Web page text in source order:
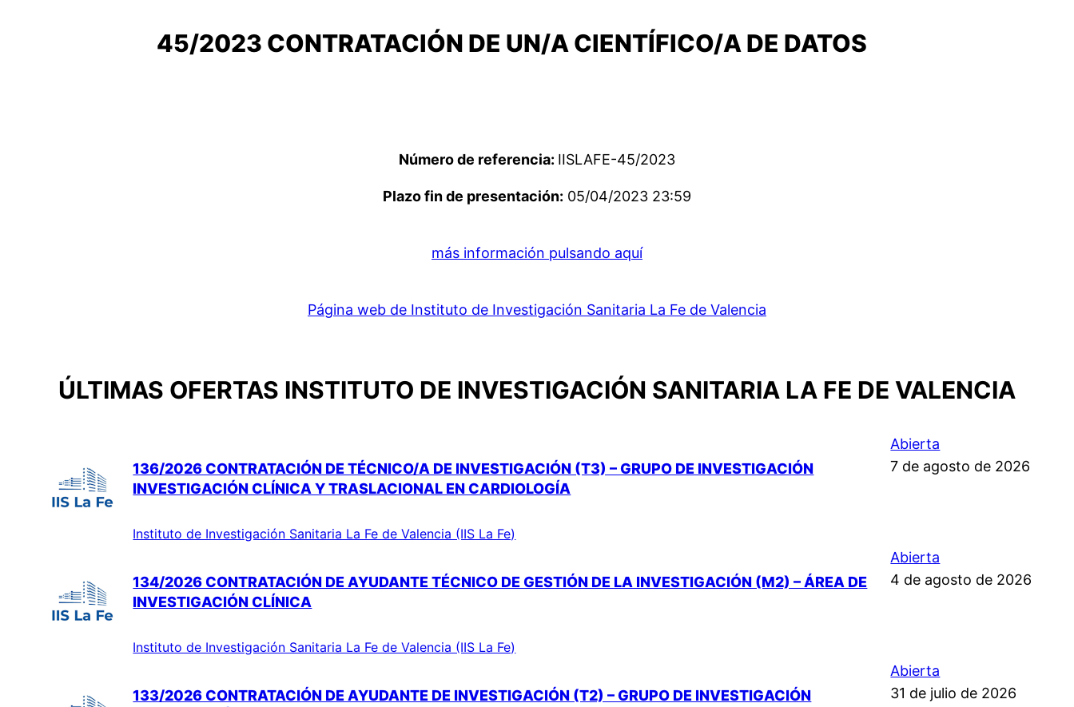
45/2023 CONTRATACIÓN DE UN/A CIENTÍFICO/A DE DATOS
Número de referencia: IISLAFE-45/2023
Plazo fin de presentación: 05/04/2023 23:59
más información pulsando aquí
Página web de Instituto de Investigación Sanitaria La Fe de Valencia
ÚLTIMAS OFERTAS INSTITUTO DE INVESTIGACIÓN SANITARIA LA FE DE VALENCIA
136/2026 CONTRATACIÓN DE TÉCNICO/A DE INVESTIGACIÓN (T3) – GRUPO DE INVESTIGACIÓN
INVESTIGACIÓN CLÍNICA Y TRASLACIONAL EN CARDIOLOGÍA
Instituto de Investigación Sanitaria La Fe de Valencia (IIS La Fe)
Abierta
7 de agosto de 2026
134/2026 CONTRATACIÓN DE AYUDANTE TÉCNICO DE GESTIÓN DE LA INVESTIGACIÓN (M2) – ÁREA DE
INVESTIGACIÓN CLÍNICA
Instituto de Investigación Sanitaria La Fe de Valencia (IIS La Fe)
Abierta
4 de agosto de 2026
133/2026 CONTRATACIÓN DE AYUDANTE DE INVESTIGACIÓN (T2) – GRUPO DE INVESTIGACIÓN
Abierta
31 de julio de 2026